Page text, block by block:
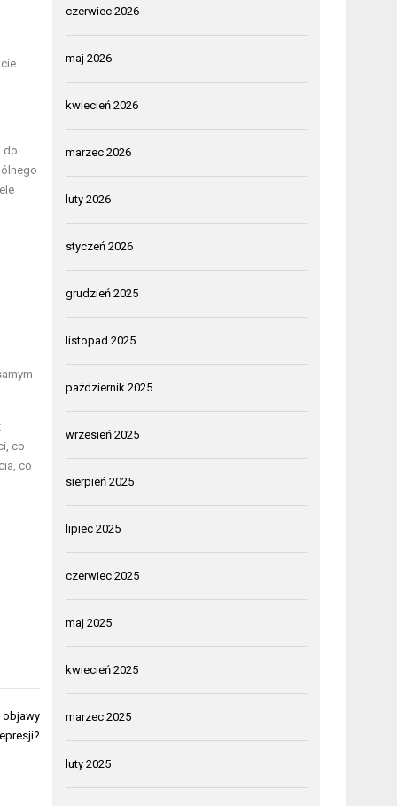
do
co
co
objawy
czerwiec 2026
maj 2026
kwiecień 2026
marzec 2026
luty 2026
styczeń 2026
grudzień 2025
listopad 2025
październik 2025
wrzesień 2025
sierpień 2025
lipiec 2025
czerwiec 2025
maj 2025
kwiecień 2025
marzec 2025
luty 2025